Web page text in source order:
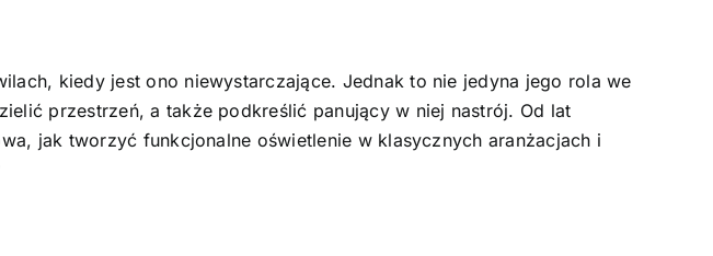
kiedy jest ono niewystarczające. Jednak to nie jedyna jego rola we
przestrzeń, a także podkreślić panujący w niej nastrój. Od lat
jak tworzyć funkcjonalne oświetlenie w klasycznych aranżacjach i